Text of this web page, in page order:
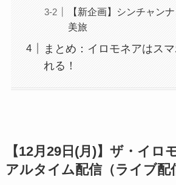
【新企画】シンチャン
美旅
まとめ：イロモネアはス
れる！
【12月29日(月)】ザ・イロ
アルタイム配信（ライブ配